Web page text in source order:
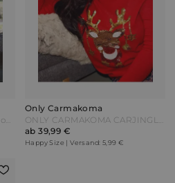
Janet & Joyce Pullover mit Blockstreifen Multicolor Bunt
Only Carmakoma
ONLY CARMAKOMA CARJINGLEBELL - Kleid mit Pailletten Rot
ab 39,99 €
Happy Size | Versand: 5,99 €